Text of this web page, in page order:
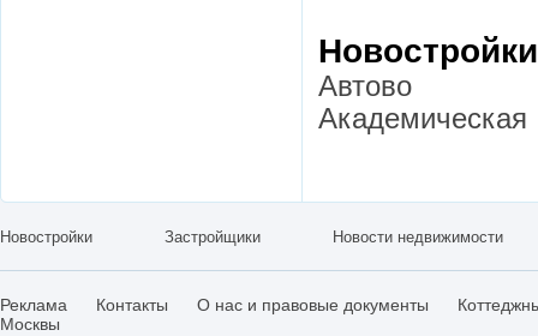
Автово
Академическая
Новостройки Застройщики Новости недвижимости
Реклама Контакты О нас и правовые документы
Москвы